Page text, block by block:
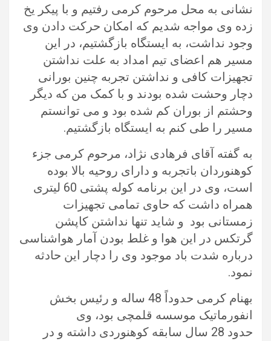
نشانی به محل مرحوم کرمی رفتیم و با پیکر یخ
زده وی مواجه شدیم که امکان حرکت دادن وی
وجود نداشت، به ایستگاه بازگشتیم، در این
مسیر هم اعضای تیم امداد به علت نداشتن
تجهیزات کافی و نداشتن تجربه چنین بورانی
دچار وحشت شده بودند و با کمک من که دیگر
وحشتم از بوران کم شده بود و می توانستم
مسیر را طی کنم به ایستگاه بازگشتیم.
به گفته آقای فرهادی نژاد، مرحوم کرمی جزء
کوهنوردان باتجربه و دارای روحیه بالا بوده
است، وی در این برنامه کوله پشتی 60 لیتری
همراه داشت که حاوی تمامی تجهیزات
زمستانی بود و شاید تنها نداشتن کاپشن
گرتکس در این هوا و غلط بودن آمار هواشناسی
درباره شدت باد موجود وی را دچار این حادثه
نمود.
بهنام کرمی حدوداً 48 ساله و رئیس بخش
انفورماتیک موسسه قلمچی بود، وی
حدود 28 سال سابقه کوهنوردی داشته و در